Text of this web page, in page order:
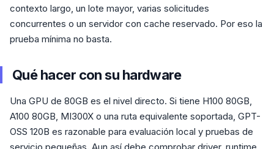
contexto largo, un lote mayor, varias solicitudes
concurrentes o un servidor con cache reservado. Por eso la
prueba mínima no basta.
Qué hacer con su hardware
Una GPU de 80GB es el nivel directo. Si tiene H100 80GB,
A100 80GB, MI300X o una ruta equivalente soportada, GPT-
OSS 120B es razonable para evaluación local y pruebas de